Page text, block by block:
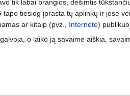
tik labai brangios, dešimtis
tapo tiesiog įprasta tų aplinkų ir jose
ar kitaip (pvz., Internete)
o laiko ją savaime aiškia,